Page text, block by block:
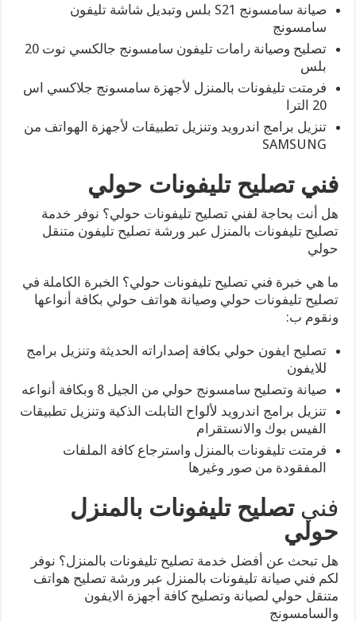
صيانة سامسونج S21 بلس وتبديل شاشة تليفون
سامسونج
تصليح وصيانة رامات تليفون سامسونج جالكسي نوت 20
بلس
فرمتت تليفونات بالمنزل لأجهزة سامسونج جلاكسي اس
20 الترا
تنزيل برامج اندرويد وتنزيل تطبيقات لأجهزة الهواتف من
SAMSUNG
فني تصليح تليفونات حولي
هل أنت بحاجة لفني تصليح تليفونات حولي؟ نوفر خدمة
تصليح تليفونات بالمنزل عبر ورشة تصليح تليفون متنقل
حولي
ما هي خبرة فني تصليح تليفونات حولي؟ الخبرة الكاملة في
تصليح تليفونات حولي وصيانة هواتف حولي بكافة أنواعها
ونقوم ب:
تصليح ايفون حولي بكافة إصداراته الحديثة وتنزيل برامج
للايفون
صيانة وتصليح سامسونج حولي من الجيل 8 وبكافة أنواعه
تنزيل برامج اندرويد لألواح التابلت الذكية وتنزيل تطبيقات
الفيس بوك والانستقرام
فرمتت تليفونات بالمنزل واسترجاع كافة الملفات
المفقودة من صور وغيرها
فنيتصليح تليفونات بالمنزل
حولي
هل تبحث عن أفضل خدمة تصليح تليفونات بالمنزل؟ نوفر
لكم فني صيانة تليفونات بالمنزل عبر ورشة تصليح هواتف
متنقل حولي لصيانة وتصليح كافة أجهزة الايفون
والسامسونج